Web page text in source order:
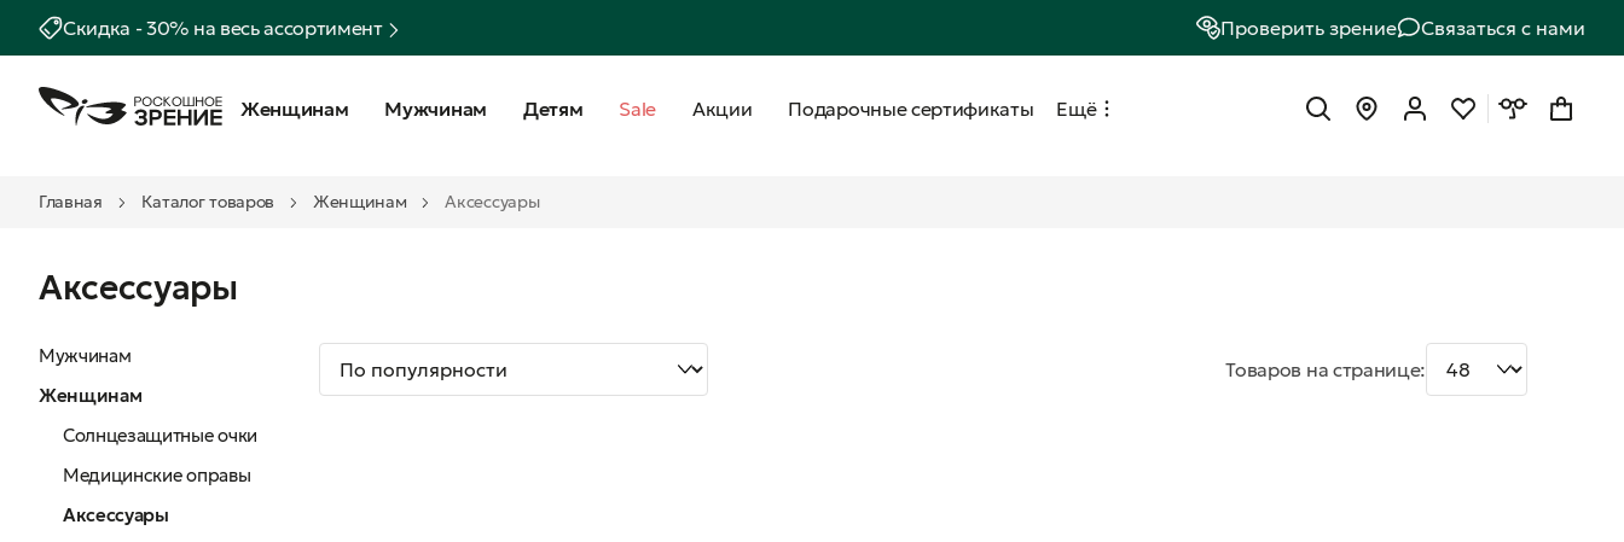
Скидка - 30% на весь ассортимент Проверить зрение Связаться с нами
Женщинам Мужчинам Детям Sale Акции Подарочные сертификаты Ещё
Главная Каталог товаров Женщинам Аксессуары
Аксессуары
Мужчинам
Женщинам
Солнцезащитные очки
Медицинские оправы
Аксессуары
Товаров на странице: